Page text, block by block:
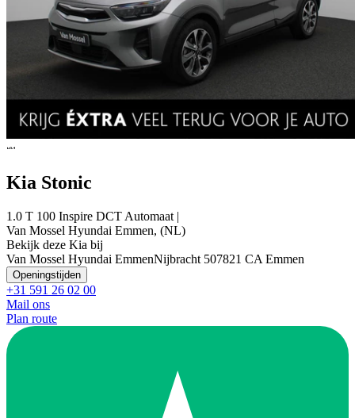
Kia Stonic
1.0 T 100 Inspire DCT Automaat |
Van Mossel Hyundai Emmen, (NL)
Bekijk deze Kia bij
Van Mossel Hyundai EmmenNijbracht 507821 CA Emmen
Openingstijden
+31 591 26 02 00
Mail ons
Plan route